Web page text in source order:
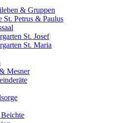
& Gruppen
St. Petrus & Paulus
St. Josef
St. Maria
Mesner